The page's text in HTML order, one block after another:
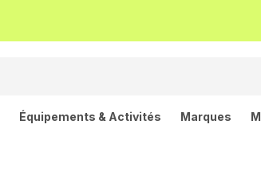
Équipements & Activités Marques